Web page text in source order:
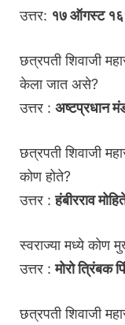
उत्तर: १७ ऑगस्ट
छत्रपती शिवाजी
केला जात असे?
उत्तर : अष्टप्रधान
छत्रपती शिवाजी
कोण होते?
उत्तर :हंबीरराव
स्वराज्या मध्ये कोण
उत्तर :मोरो त्रिंबक
छत्रपती शिवाजी